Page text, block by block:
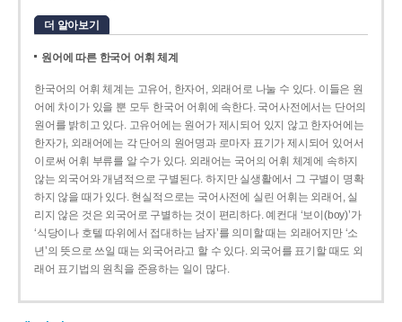
더 알아보기
원어에 따른 한국어 어휘 체계
한국어의 어휘 체계는 고유어, 한자어, 외래어로 나눌 수 있다. 이들은 원
어에 차이가 있을 뿐 모두 한국어 어휘에 속한다. 국어사전에서는 단어의
원어를 밝히고 있다. 고유어에는 원어가 제시되어 있지 않고 한자어에는
한자가, 외래어에는 각 단어의 원어명과 로마자 표기가 제시되어 있어서
이로써 어휘 부류를 알 수가 있다. 외래어는 국어의 어휘 체계에 속하지
않는 외국어와 개념적으로 구별된다. 하지만 실생활에서 그 구별이 명확
하지 않을 때가 있다. 현실적으로는 국어사전에 실린 어휘는 외래어, 실
리지 않은 것은 외국어로 구별하는 것이 편리하다. 예컨대 ‘보이(boy)’가
‘식당이나 호텔 따위에서 접대하는 남자’를 의미할 때는 외래어지만 ‘소
년’의 뜻으로 쓰일 때는 외국어라고 할 수 있다. 외국어를 표기할 때도 외
래어 표기법의 원칙을 준용하는 일이 많다.